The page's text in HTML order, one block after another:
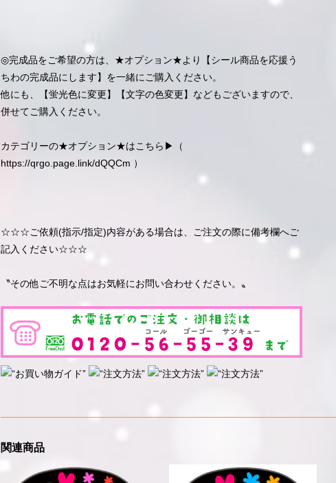
◎完成品をご希望の方は、★オプション★より【シール商品を応援う
ちわの完成品にします】を一緒にご購入ください。
他にも、【蛍光色に変更】【文字の色変更】などもございますので、
併せてご購入ください。
カテゴリーの★オプション★はこちら▶︎（
https://qrgo.page.link/dQQCm ）
☆☆☆ご依頼(指示/指定)内容がある場合は、ご注文の際に備考欄へご
記入ください☆☆☆
〝その他ご不明な点はお気軽にお問い合わせください。〟
関連商品